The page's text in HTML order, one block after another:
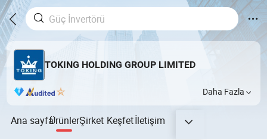
TOKING HOLDING GROUP LIMITED
Daha Fazla
Ana sayfaÜrünlerŞirket Keşfetİletişim